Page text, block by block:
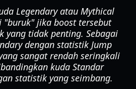
Legendary atau Mythical
"buruk" jika boost tersebut
yang tidak penting. Sebagai
dengan statistik Jump
sangat rendah seringkali
kuda Standar
statistik yang seimbang.